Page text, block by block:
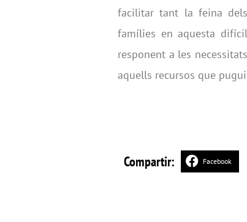
facilitar tant la feina
famílies en aquesta difícil
responent a les
aquells recursos que
Compartir: Facebook